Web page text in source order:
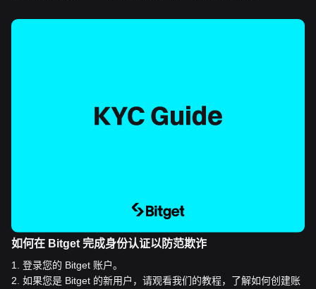
如何在 Bitget 完成身份认证以防范欺诈
1
登录您的 Bitget 账户。
2 如果您是 Bitget 的新用户，请观看我们的教程，了解如何创建账